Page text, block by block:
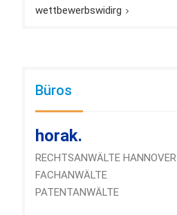
wettbewerbswidirg
Büros
horak.
RECHTSANWÄLTE HANNOVER
FACHANWÄLTE
PATENTANWÄLTE